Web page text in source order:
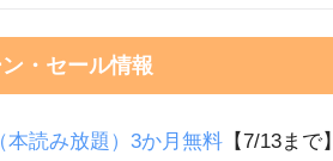
・セール情報
本読み放題）3か月無料 【7/13まで】